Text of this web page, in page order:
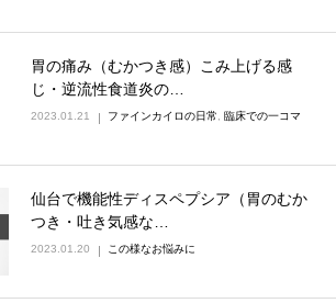
胃の痛み（むかつき感）こみ上げる感
じ・逆流性食道炎の…
2023.01.21 ファインカイロの日常 臨床での一コマ
仙台で機能性ディスペプシア（胃のむか
つき・吐き気感な…
2023.01.20 この様なお悩みに